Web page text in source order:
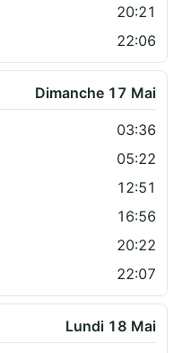
20:21
22:06
Dimanche 17 Mai
03:36
05:22
12:51
16:56
20:22
22:07
Lundi 18 Mai